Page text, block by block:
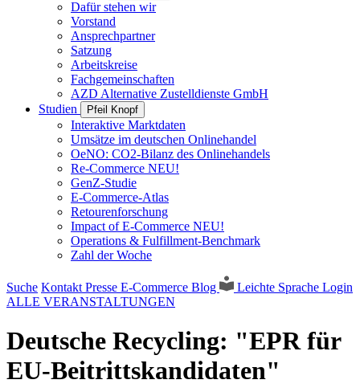
Dafür stehen wir
Vorstand
Ansprechpartner
Satzung
Arbeitskreise
Fachgemeinschaften
AZD Alternative Zustelldienste GmbH
Studien
Pfeil Knopf
Interaktive Marktdaten
Umsätze im deutschen Onlinehandel
OeNO: CO2-Bilanz des Onlinehandels
Re-Commerce NEU!
GenZ-Studie
E-Commerce-Atlas
Retourenforschung
Impact of E-Commerce NEU!
Operations & Fulfillment-Benchmark
Zahl der Woche
Suche Kontakt Presse E-Commerce Blog Leichte Sprache Login
ALLE VERANSTALTUNGEN
Deutsche Recycling: "EPR für
EU-Beitrittskandidaten"